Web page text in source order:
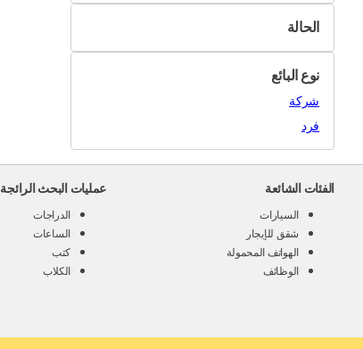
الحالة
جديد
مستخدَمنوع البائع
شركة
فرد
الفئات الشائعة
السيارات
شقق للإيجار
الهواتف المحمولة
الوظائف
عمليات البحث الرائجة
الدراجات
الساعات
كتب
الكلاب